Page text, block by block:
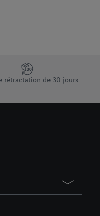
rétractation de 30 jours